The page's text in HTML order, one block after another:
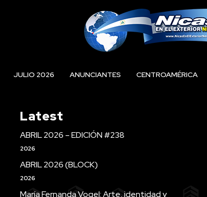
JULIO 2026 ANUNCIANTES CENTROAMÉRICA
Latest
ABRIL 2026 – EDICIÓN #238
2026
ABRIL 2026 (BLOCK)
2026
María Fernanda Vogel: Arte, identidad y